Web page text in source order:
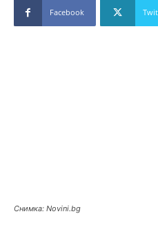
Facebook
Снимка: Novini.bg